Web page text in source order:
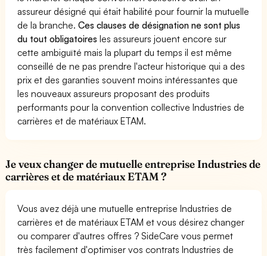
assureur désigné qui était habilité pour fournir la mutuelle
de la branche.Ces clauses de désignation ne sont plus
du tout obligatoires les assureurs jouent encore sur
cette ambiguïté mais la plupart du temps il est même
conseillé de ne pas prendre l'acteur historique qui a des
prix et des garanties souvent moins intéressantes que
les nouveaux assureurs proposant des produits
performants pour la convention collective Industries de
carrières et de matériaux ETAM.
Je veux changer de mutuelle entreprise Industries de
carrières et de matériaux ETAM ?
Vous avez déjà une mutuelle entreprise Industries de
carrières et de matériaux ETAM et vous désirez changer
ou comparer d'autres offres ? SideCare vous permet
très facilement d'optimiser vos contrats Industries de